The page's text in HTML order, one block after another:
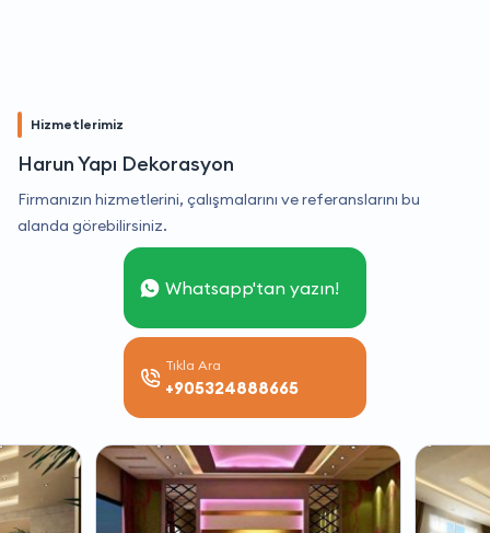
Hizmetlerimiz
Harun Yapı Dekorasyon
Firmanızın hizmetlerini, çalışmalarını ve referanslarını bu
alanda görebilirsiniz.
Whatsapp'tan yazın!
Tıkla Ara
+905324888665